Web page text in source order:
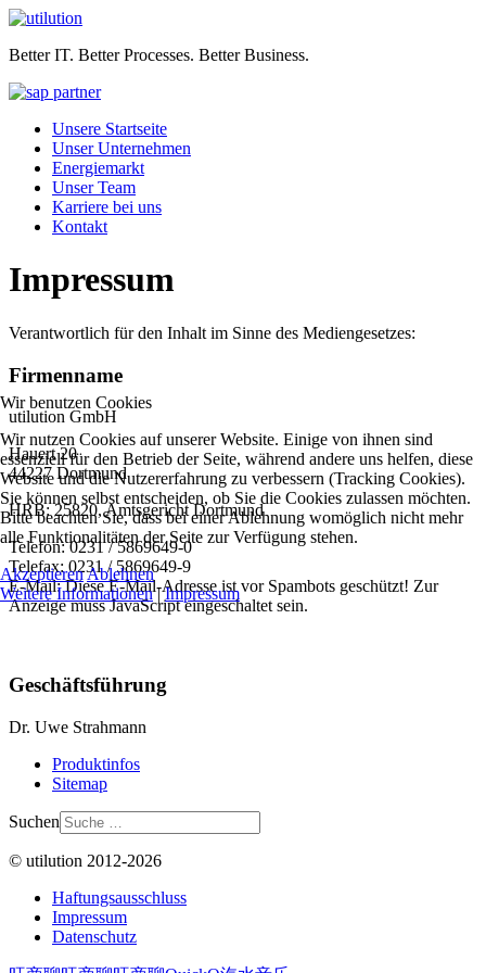
Better IT. Better Processes. Better Business.
Unsere Startseite
Unser Unternehmen
Energiemarkt
Unser Team
Karriere bei uns
Kontakt
Impressum
Verantwortlich für den Inhalt im Sinne des Mediengesetzes:
Firmenname
utilution GmbH
Hauert 20
44227 Dortmund
HRB: 25820, Amtsgericht Dortmund
Telefon: 0231 / 5869649-0
Telefax: 0231 / 5869649-9
E-Mail:Diese E-Mail-Adresse ist vor Spambots geschützt! Zur
Anzeige muss JavaScript eingeschaltet sein.
Geschäftsführung
Dr. Uwe Strahmann
Produktinfos
Sitemap
Suchen
© utilution 2012-2026
Haftungsausschluss
Impressum
Datenschutz
Wir benutzen Cookies
Wir nutzen Cookies auf unserer Website. Einige von ihnen sind
essenziell für den Betrieb der Seite, während andere uns helfen, diese
Website und die Nutzererfahrung zu verbessern (Tracking Cookies).
Sie können selbst entscheiden, ob Sie die Cookies zulassen möchten.
Bitte beachten Sie, dass bei einer Ablehnung womöglich nicht mehr
alle Funktionalitäten der Seite zur Verfügung stehen.
AkzeptierenAblehnen
Weitere Informationen|Impressum